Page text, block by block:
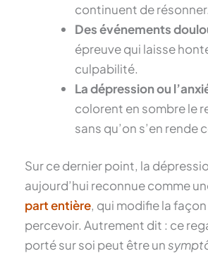
continuent de résonner.
Des événements
épreuve qui laisse
culpabilité.
La dépression ou
colorent en sombre le
sans qu’on s’en rende
Sur ce dernier point, la
aujourd’hui reconnue comme
part entière, qui modifie la
percevoir. Autrement dit : ce
porté sur soi peut être un